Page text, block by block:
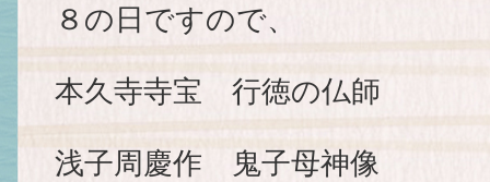
８の日ですので、
本久寺寺宝 行徳の仏師
浅子周慶作 鬼子母神像